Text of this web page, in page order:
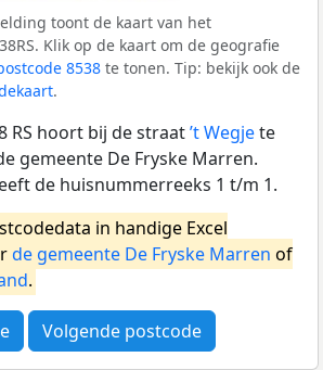
toont de kaart van het
Klik op de kaart om de geografie
8538 te tonen. Tip: bekijk ook de
.
RS hoort bij de straat’t Wegjete
gemeente De Fryske Marren.
de huisnummerreeks 1 t/m 1.
in handige Excel
de gemeente De Fryske Marren of
.
Volgende postcode